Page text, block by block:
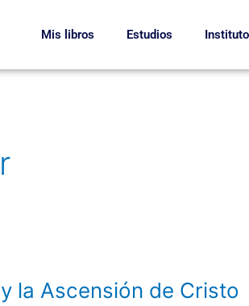
Mis libros Estudios Instituto
la Ascensión de Cristo